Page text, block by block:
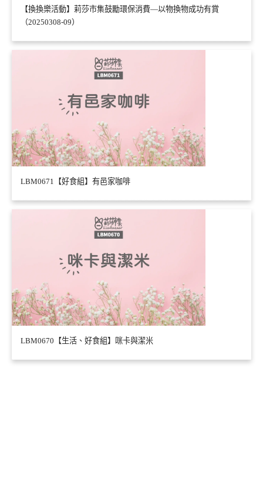
【換換樂活動】莉莎市集鼓勵環保消費—以物換物成功有賞
（20250308-09）
LBM0671【好食組】有邑家咖啡
LBM0670【生活、好食組】咪卡與潔米